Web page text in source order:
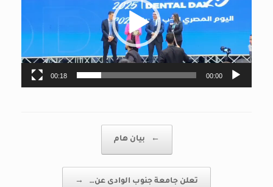
00:00
00:18
← بيان هام
تعلن جامعة جنوب الوادى عن… →